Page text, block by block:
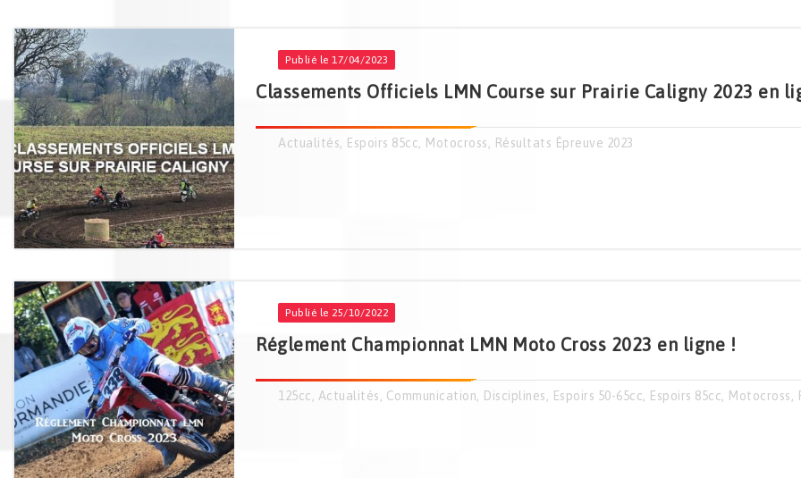
Publié le 17/04/2023
Classements Officiels LMN Course sur Prairie Caligny 2023 en
Actualités, Espoirs 85cc, Motocross, Résultats Épreuve 2023
Publié le 25/10/2022
Réglement Championnat LMN Moto Cross 2023 en ligne !
125cc, Actualités, Communication, Disciplines, Espoirs 50-65cc, Espoirs 85cc, Motocross,